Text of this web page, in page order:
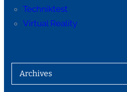
Techniktest
Virtual Reality
Archives